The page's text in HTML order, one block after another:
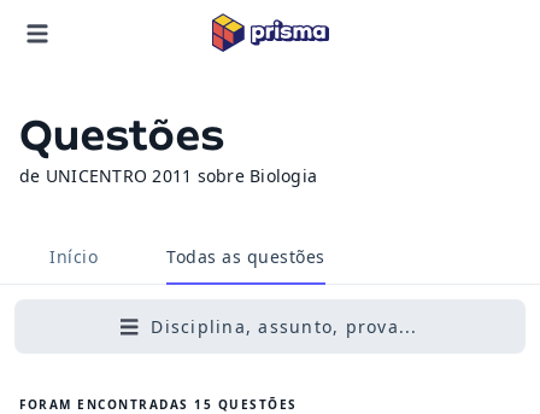
Questões
de UNICENTRO 2011 sobre Biologia
Início Todas as questões
Disciplina, assunto, prova...
FORAM ENCONTRADAS 15 QUESTÕES